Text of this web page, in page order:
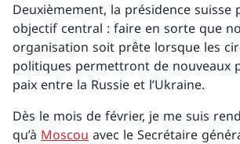
Deuxièmement, la présidence suisse
objectif central : faire en sorte que
organisation soit prête lorsque les
politiques permettront de nouveaux
paix entre la Russie et l’Ukraine.
Dès le mois de février, je me suis
qu’à Moscou avec le Secrétaire